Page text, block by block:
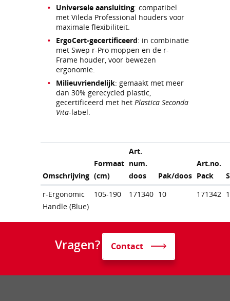
Universele aansluiting: compatibel
met Vileda Professional houders voor
maximale flexibiliteit.
ErgoCert-gecertificeerd: in combinatie
met Swep r-Pro moppen en de r-
Frame houder, voor bewezen
ergonomie.
Milieuvriendelijk: gemaakt met meer
dan 30% gerecycled plastic,
gecertificeerd met het Plastica Seconda
Vita-label.
Omschrijving
Formaat
(cm)
Art.
num.
doos
Pak/doos
Art.no.
Pack
r-Ergonomic
Handle (Blue)
105-190 171340 10 171342 1
Vragen? Contact